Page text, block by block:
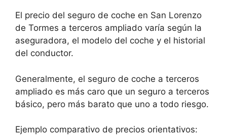
El precio del seguro de coche en San Lorenzo
de Tormes a terceros ampliado varía según la
aseguradora, el modelo del coche y el historial
del conductor.
Generalmente, el seguro de coche a terceros
ampliado es más caro que un seguro a terceros
básico, pero más barato que uno a todo riesgo.
Ejemplo comparativo de precios orientativos: